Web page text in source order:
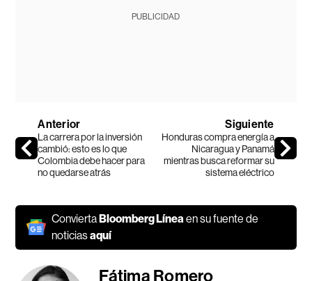
PUBLICIDAD
Anterior
La carrera por la inversión
cambió: esto es lo que
Colombia debe hacer para
no quedarse atrás
Siguiente
Honduras compra energía a
Nicaragua y Panamá
mientras busca reformar su
sistema eléctrico
ConviertaBloomberg Línea en su fuente de
noticiasaquí
Fátima Romero